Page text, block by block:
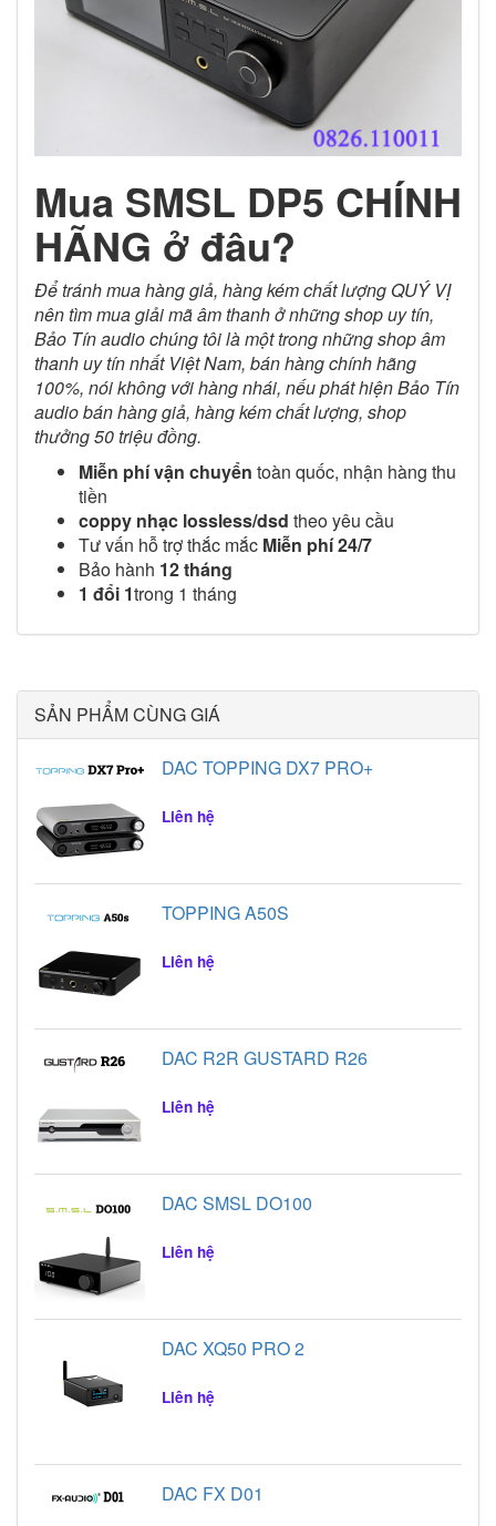
Mua SMSL DP5 CHÍNH
HÃNG ở đâu?
Để tránh mua hàng giả, hàng kém chất lượng QUÝ VỊ
nên tìm mua giải mã âm thanh ở những shop uy tín,
Bảo Tín audio chúng tôi là một trong những shop âm
thanh uy tín nhất Việt Nam, bán hàng chính hãng
100%, nói không với hàng nhái, nếu phát hiện Bảo Tín
audio bán hàng giả, hàng kém chất lượng, shop
thưởng 50 triệu đồng.
Miễn phí vận chuyển toàn quốc, nhận hàng thu
tiền
coppy nhạc lossless/dsd theo yêu cầu
Tư vấn hỗ trợ thắc mắc Miễn phí24/7
Bảo hành 12 tháng
1 đổi 1trong 1 tháng
SẢN PHẨM CÙNG GIÁ
DAC TOPPING DX7 PRO+
Liên hệ
TOPPING A50S
Liên hệ
DAC R2R GUSTARD R26
Liên hệ
DAC SMSL DO100
Liên hệ
DAC XQ50 PRO 2
Liên hệ
DAC FX D01